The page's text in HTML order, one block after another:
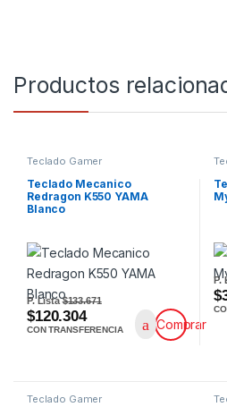
Productos
Teclado Gamer
Teclado Mecanico
Redragon K550 YAMA
Blanco
P. Lista$133.671
$120.304
CON TRANSFERENCIA Comprar
P.
Teclado Gamer